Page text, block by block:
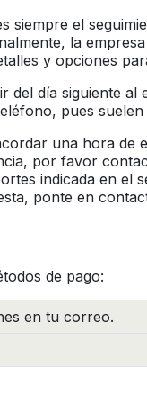
siempre el
la
y opciones
del día siguiente al
pues
una hora de
por favor
indicada en el
ponte en
de pago:
en tu correo.